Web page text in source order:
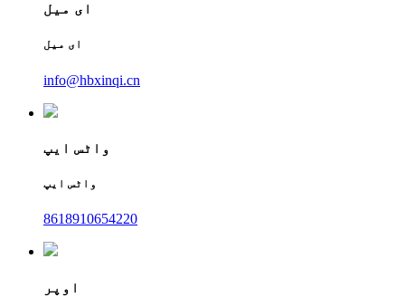
ای میل
ای میل
info@hbxinqi.cn
واٹس ایپ
واٹس ایپ
8618910654220
اوپر